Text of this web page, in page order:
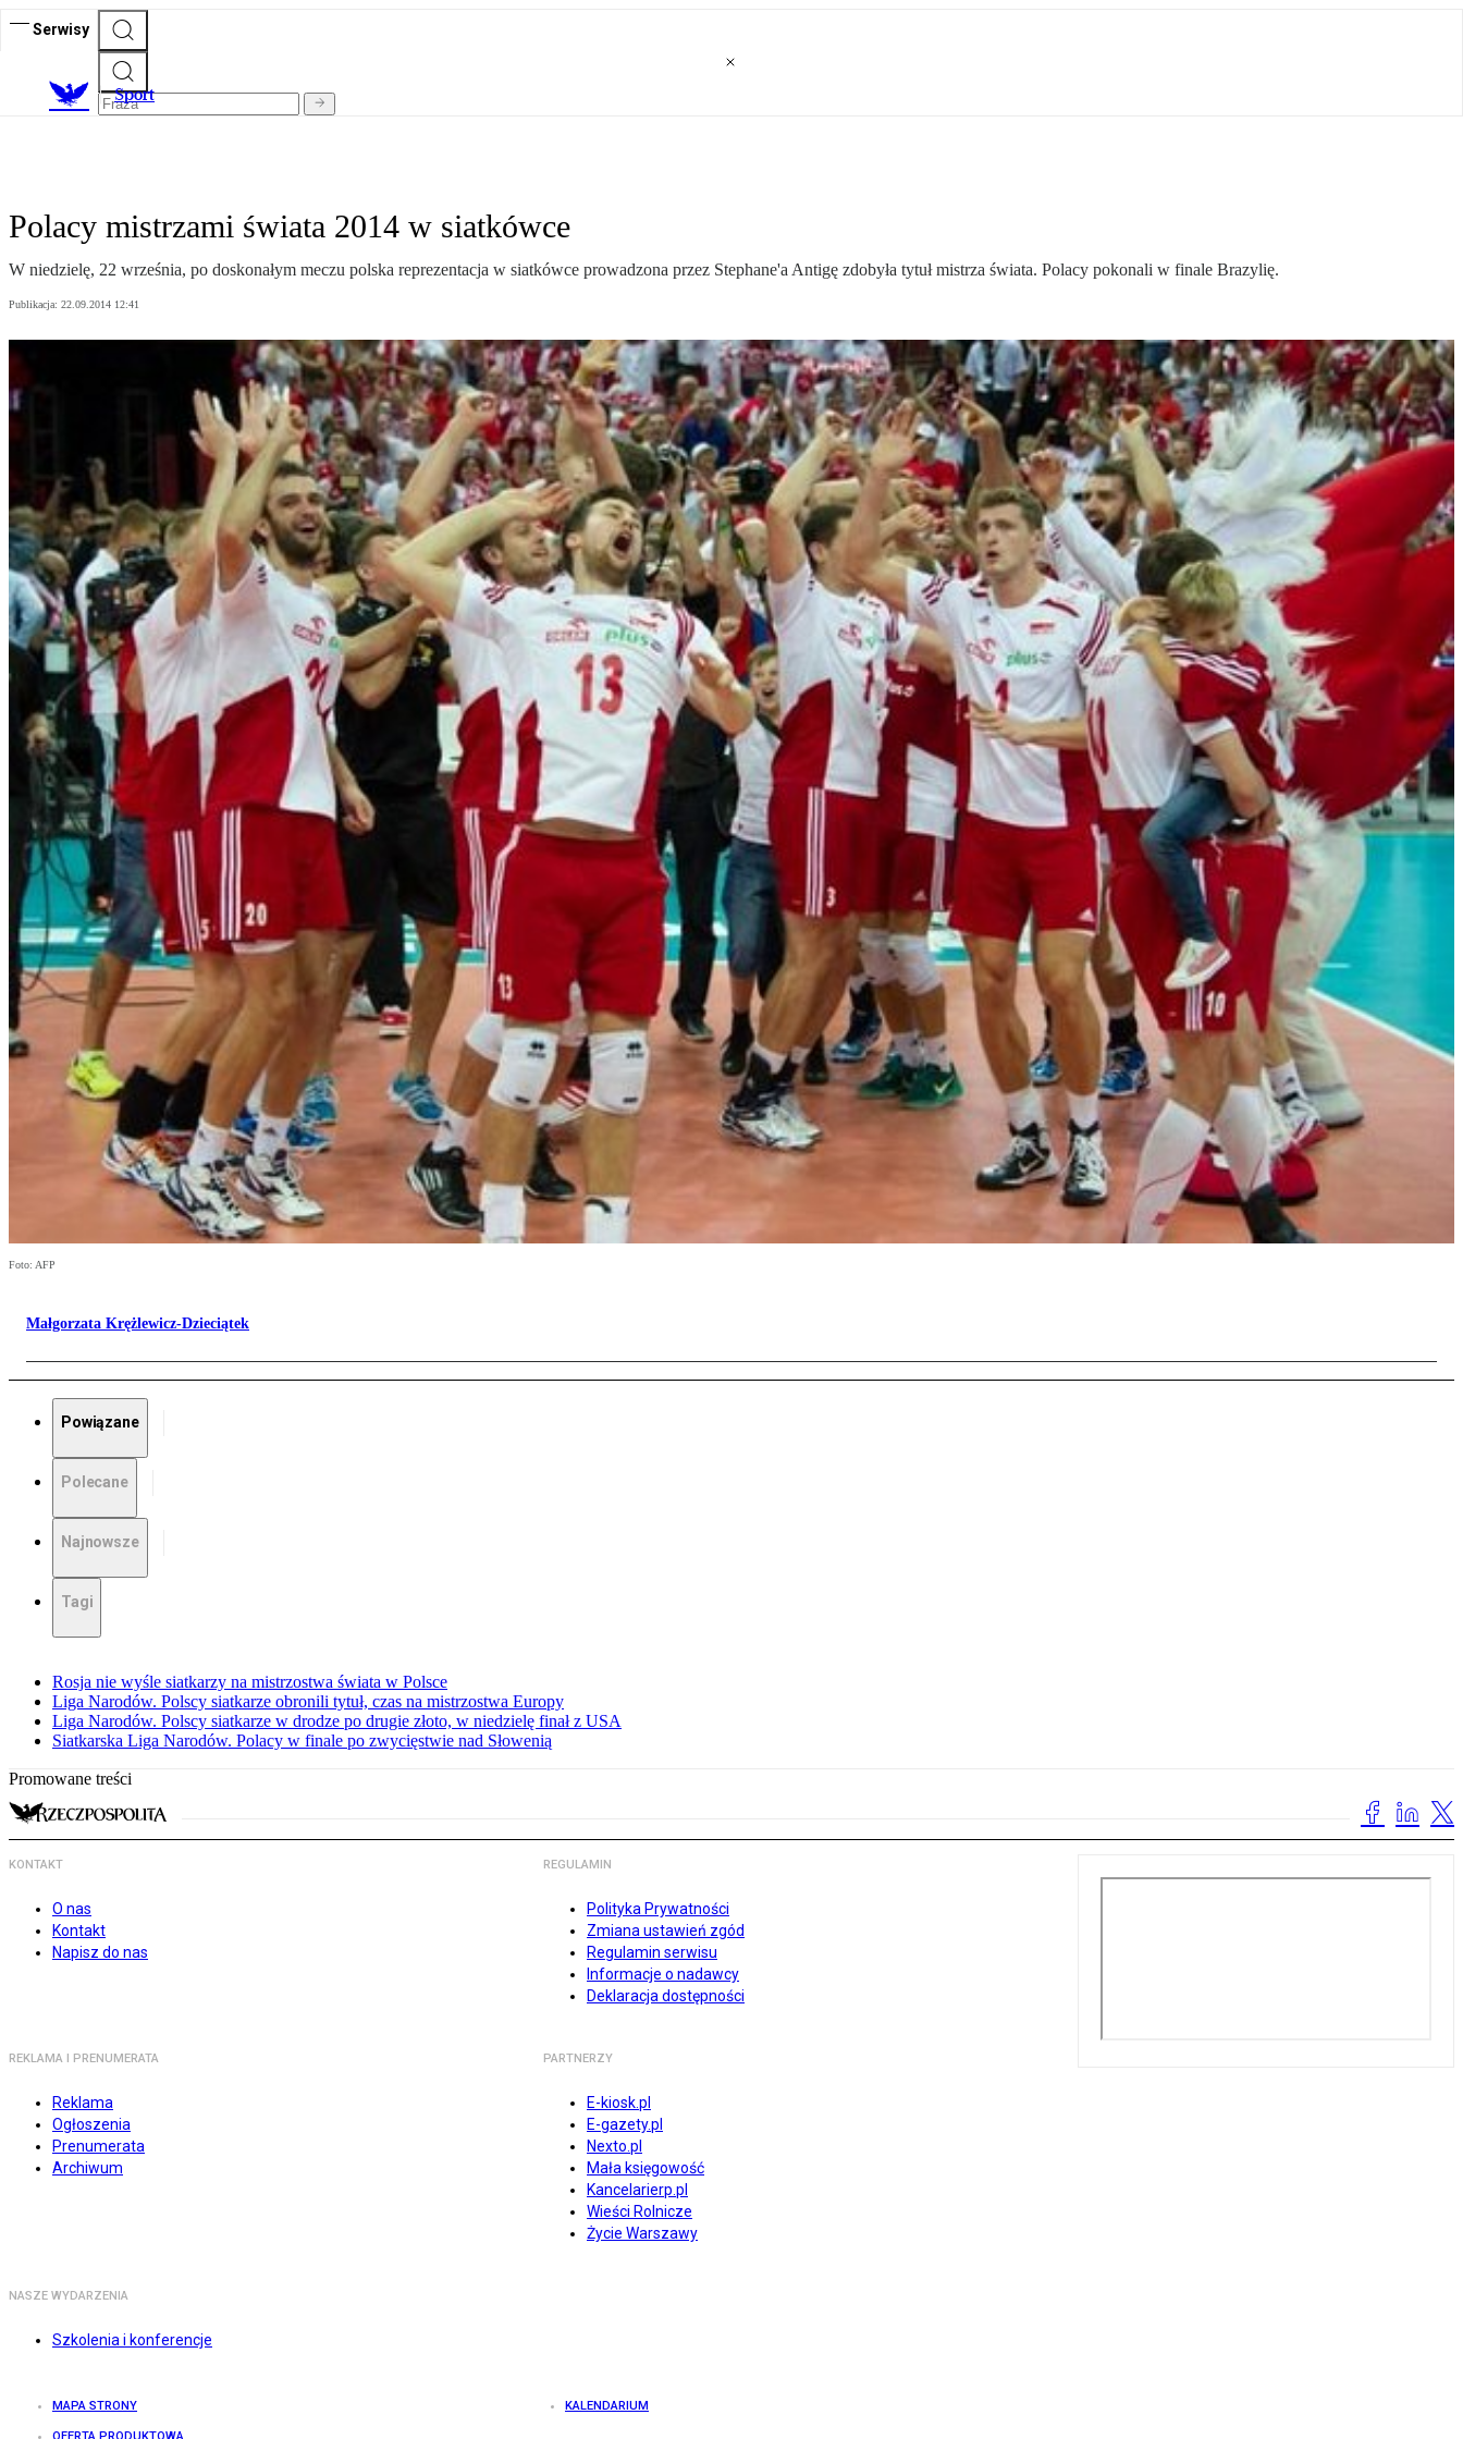
Serwisy
Sport
Polacy mistrzami świata 2014 w siatkówce
W niedzielę, 22 września, po doskonałym meczu polska reprezentacja w siatkówce prowadzona przez Stephane'a Antigę zdobyła tytuł mistrza świata. Polacy pokonali w finale Brazylię.
Publikacja: 22.09.2014 12:41
Foto: AFP
Małgorzata Krężlewicz-Dzieciątek
Powiązane
Polecane
Najnowsze
Tagi
Rosja nie wyśle siatkarzy na mistrzostwa świata w Polsce
Liga Narodów. Polscy siatkarze obronili tytuł, czas na mistrzostwa Europy
Liga Narodów. Polscy siatkarze w drodze po drugie złoto, w niedzielę finał z USA
Siatkarska Liga Narodów. Polacy w finale po zwycięstwie nad Słowenią
Promowane treści
KONTAKT
O nas
Kontakt
Napisz do nas
REGULAMIN
Polityka Prywatności
Zmiana ustawień zgód
Regulamin serwisu
Informacje o nadawcy
Deklaracja dostępności
REKLAMA I PRENUMERATA
Reklama
Ogłoszenia
Prenumerata
Archiwum
PARTNERZY
E-kiosk.pl
E-gazety.pl
Nexto.pl
Mała księgowość
Kancelarierp.pl
Wieści Rolnicze
Życie Warszawy
NASZE WYDARZENIA
Szkolenia i konferencje
MAPA STRONY KALENDARIUM